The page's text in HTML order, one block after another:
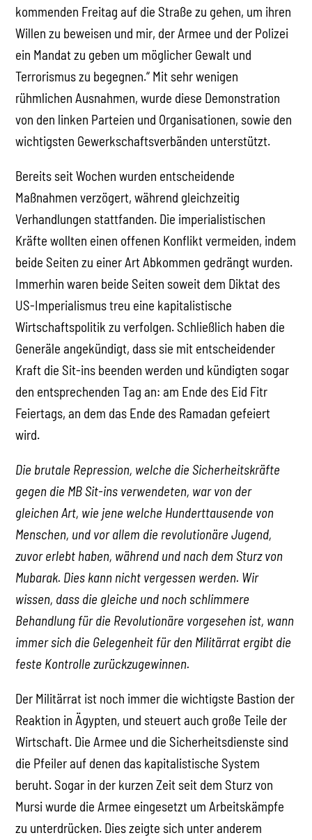
kommenden Freitag auf die Straße zu gehen, um ihren
Willen zu beweisen und mir, der Armee und der Polizei
ein Mandat zu geben um möglicher Gewalt und
Terrorismus zu begegnen.“ Mit sehr wenigen
rühmlichen Ausnahmen, wurde diese Demonstration
von den linken Parteien und Organisationen, sowie den
wichtigsten Gewerkschaftsverbänden unterstützt.
Bereits seit Wochen wurden entscheidende
Maßnahmen verzögert, während gleichzeitig
Verhandlungen stattfanden. Die imperialistischen
Kräfte wollten einen offenen Konflikt vermeiden, indem
beide Seiten zu einer Art Abkommen gedrängt wurden.
Immerhin waren beide Seiten soweit dem Diktat des
US-Imperialismus treu eine kapitalistische
Wirtschaftspolitik zu verfolgen. Schließlich haben die
Generäle angekündigt, dass sie mit entscheidender
Kraft die Sit-ins beenden werden und kündigten sogar
den entsprechenden Tag an: am Ende des Eid Fitr
Feiertags, an dem das Ende des Ramadan gefeiert
wird.
Die brutale Repression, welche die Sicherheitskräfte
gegen die MB Sit-ins verwendeten, war von der
gleichen Art, wie jene welche Hunderttausende von
Menschen, und vor allem die revolutionäre Jugend,
zuvor erlebt haben, während und nach dem Sturz von
Mubarak. Dies kann nicht vergessen werden. Wir
wissen, dass die gleiche und noch schlimmere
Behandlung für die Revolutionäre vorgesehen ist, wann
immer sich die Gelegenheit für den Militärrat ergibt die
feste Kontrolle zurückzugewinnen.
Der Militärrat ist noch immer die wichtigste Bastion der
Reaktion in Ägypten, und steuert auch große Teile der
Wirtschaft. Die Armee und die Sicherheitsdienste sind
die Pfeiler auf denen das kapitalistische System
beruht. Sogar in der kurzen Zeit seit dem Sturz von
Mursi wurde die Armee eingesetzt um Arbeitskämpfe
zu unterdrücken. Dies zeigte sich unter anderem